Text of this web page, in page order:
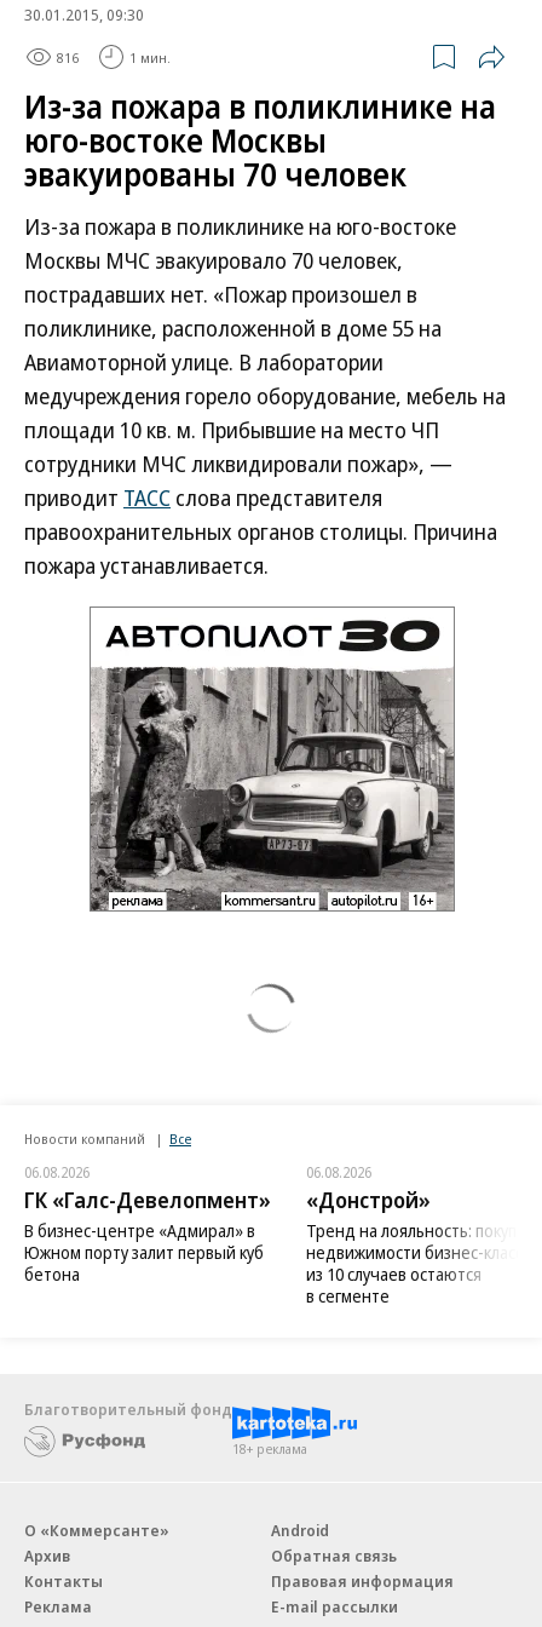
30.01.2015, 09:30
816 1 мин.
Из-за пожара в поликлинике на
юго-востоке Москвы
эвакуированы 70 человек
Из-за пожара в поликлинике на юго-востоке
Москвы МЧС эвакуировало 70 человек,
пострадавших нет. «Пожар произошел в
поликлинике, расположенной в доме 55 на
Авиамоторной улице. В лаборатории
медучреждения горело оборудование, мебель на
площади 10 кв. м. Прибывшие на место ЧП
сотрудники МЧС ликвидировали пожар», —
приводит ТАСС слова представителя
правоохранительных органов столицы. Причина
пожара устанавливается.
Новости компаний Все
06.08.2026
ГК «Галс-Девелопмент»
В бизнес-центре «Адмирал» в
Южном порту залит первый куб
бетона
06.08.2026
«Донстрой»
Тренд на лояльность:
недвижимости бизнес-класса
из 10 случаев остаются
в сегменте
Благотворительный фонд
18+ реклама
О «Коммерсанте»
Архив
Контакты
Реклама
Android
Обратная связь
Правовая информация
E-mail рассылки